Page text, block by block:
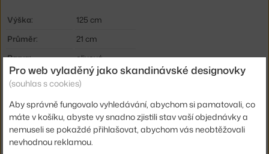
Výška:
125 cm
Průměr:
21 cm
Barva:
olivová
Materiál:
lakovaná ocel
Patice / zdroj:
E27
Distribuce světla: přímé osvětlení
Pro web vyladěný jako skandinávské designovky
(souhlas s cookies)
Aby správně fungovalo vyhledávání, abychom si pamatovali, co
máte v košíku, abyste vy snadno zjistili stav vaší objednávky a
nemuseli se pokaždé přihlašovat, abychom vás neobtěžovali
nevhodnou reklamou.